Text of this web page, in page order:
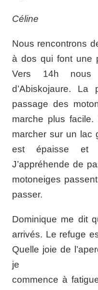
Céline
Nous rencontrons
à dos qui font une
Vers 14h
d’Abiskojaure.
passage des
marche plus facile.
marcher sur un lac
est épaisse et
J’appréhende de
motoneiges
passer.
Dominique me dit
arrivés. Le refuge
Quelle joie de l’
je
commence à